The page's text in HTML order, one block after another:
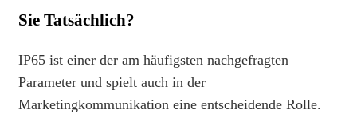
Sie Tatsächlich?
IP65 ist einer der am häufigsten nachgefragten
Parameter und spielt auch in der
Marketingkommunikation eine entscheidende Rolle.